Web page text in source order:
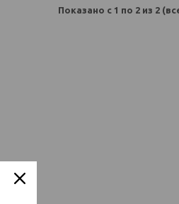
Показано с 1 по 2 из 2